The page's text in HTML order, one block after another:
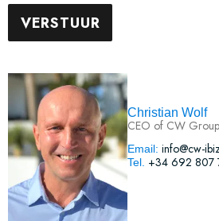
Christian Wolf
CEO of CW
Email: info@cw-
Tel. +34 692 807